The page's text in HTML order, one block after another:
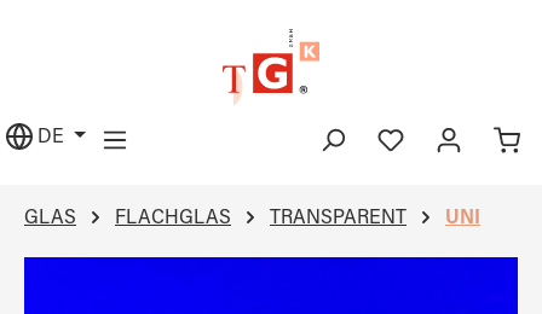
DE
GLAS FLACHGLAS TRANSPARENT UNI